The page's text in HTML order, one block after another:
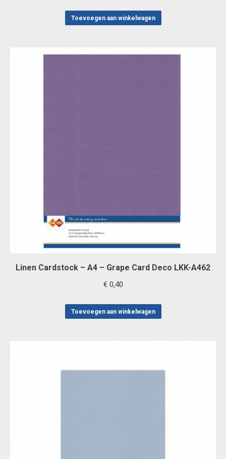
Toevoegen aan winkelwagen
Linen Cardstock – A4 – Grape Card Deco LKK-A462
€0,40
Toevoegen aan winkelwagen